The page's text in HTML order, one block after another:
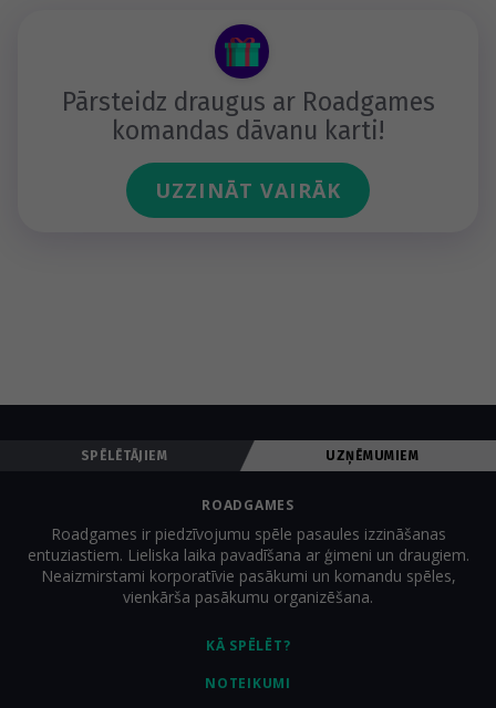
Pārsteidz draugus ar Roadgames
komandas dāvanu karti!
UZZINĀT VAIRĀK
SPĒLĒTĀJIEM UZŅĒMUMIEM
KĀ SPĒLĒT?
NOTEIKUMI
ROADGAMES
Roadgames ir piedzīvojumu spēle pasaules izzināšanas
entuziastiem. Lieliska laika pavadīšana ar ģimeni un draugiem.
Neaizmirstami korporatīvie pasākumi un komandu spēles,
vienkārša pasākumu organizēšana.